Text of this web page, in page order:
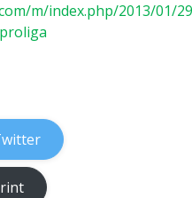
m/index.php/2013/01/